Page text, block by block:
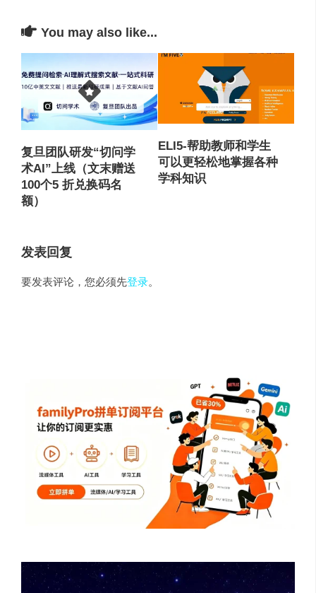
You may also like...
复旦团队研发“切问学
术AI”上线（文末赠送
100个5 折兑换码名
额）
ELI5-帮助教师和学生
可以更轻松地掌握各种
学科知识
发表回复
要发表评论，您必须先登录。